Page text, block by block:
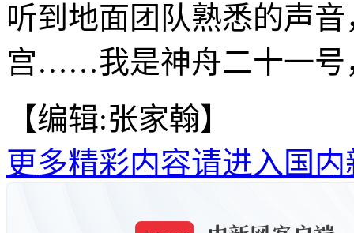
听到地面团队熟悉的声
宫……我是神舟二十一号
【编辑:张家翰】
更多精彩内容请进入国内